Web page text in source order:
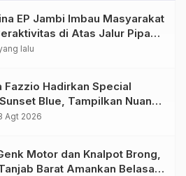
EP Jambi Imbau Masyarakat
di Atas Jalur Pipa
Keselamatan Bersama
lalu
Fazzio Hadirkan Special
Blue, Tampilkan Nuansa
yang Semakin Skena
Agt 2026
Motor dan Knalpot Brong,
Barat Amankan Belasan